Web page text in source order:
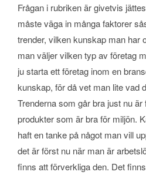
Frågan i rubriken är givetvis
måste väga in många faktorer
trender, vilken kunskap man har
man väljer vilken typ av företag
ju starta ett företag inom en
kunskap, för då vet man lite vad
Trenderna som går bra just nu
produkter som är bra för miljön.
haft en tanke på något man vill
det är först nu när man är
finns att förverkliga den. Det